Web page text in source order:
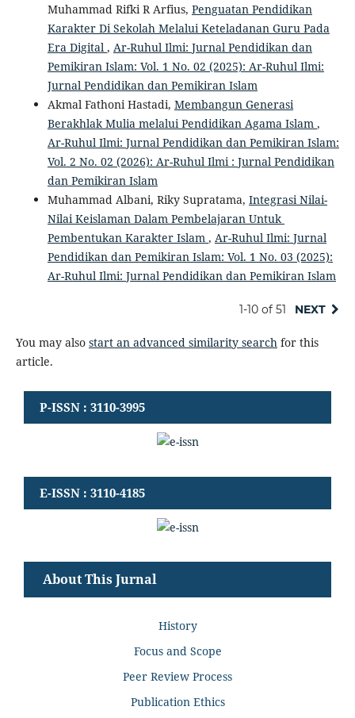
Muhammad Rifki R Arfius, Penguatan Pendidikan
Karakter Di Sekolah Melalui Keteladanan Guru Pada
Era Digital , Ar-Ruhul Ilmi: Jurnal Pendidikan dan
Pemikiran Islam: Vol. 1 No. 02 (2025): Ar-Ruhul Ilmi:
Jurnal Pendidikan dan Pemikiran Islam
Akmal Fathoni Hastadi, Membangun Generasi
Berakhlak Mulia melalui Pendidikan Agama Islam ,
Ar-Ruhul Ilmi: Jurnal Pendidikan dan Pemikiran Islam:
Vol. 2 No. 02 (2026): Ar-Ruhul Ilmi : Jurnal Pendidikan
dan Pemikiran Islam
Muhammad Albani, Riky Supratama, Integrasi Nilai-
Nilai Keislaman Dalam Pembelajaran Untuk
Pembentukan Karakter Islam , Ar-Ruhul Ilmi: Jurnal
Pendidikan dan Pemikiran Islam: Vol. 1 No. 03 (2025):
Ar-Ruhul Ilmi: Jurnal Pendidikan dan Pemikiran Islam
1-10 of 51 NEXT
You may also start an advanced similarity search for this
article.
P-ISSN : 3110-3995
E-ISSN : 3110-4185
About This Jurnal
History
Focus and Scope
Peer Review Process
Publication Ethics